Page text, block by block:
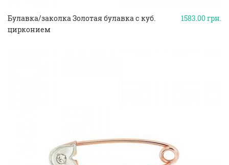
1583.00грн.
Булавка/заколка Золотая булавка с куб.
цирконием